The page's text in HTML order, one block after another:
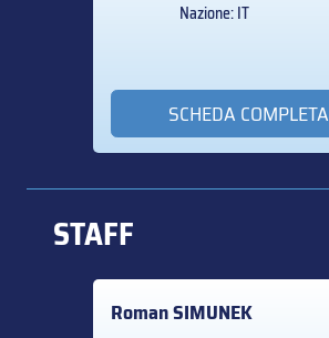
Nazione: IT
SCHEDA COMPLETA
STAFF
RomanSIMUNEK